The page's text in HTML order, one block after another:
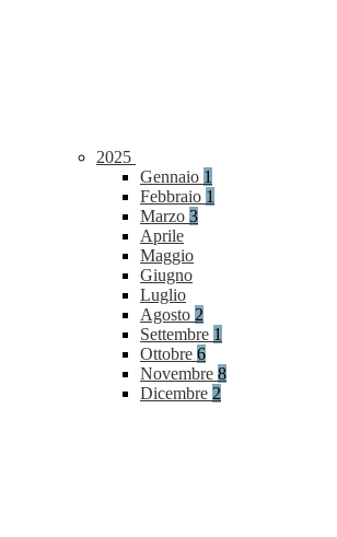
2025
Gennaio 1
Febbraio 1
Marzo 3
Aprile
Maggio
Giugno
Luglio
Agosto 2
Settembre 1
Ottobre 6
Novembre 8
Dicembre 2